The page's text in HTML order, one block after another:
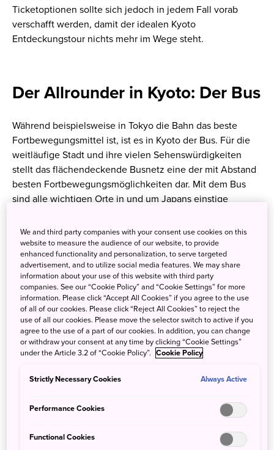
Ticketoptionen sollte sich jedoch in jedem Fall vorab
verschafft werden, damit der idealen Kyoto
Entdeckungstour nichts mehr im Wege steht.
Der Allrounder in Kyoto: Der Bus
Während beispielsweise in Tokyo die Bahn das beste
Fortbewegungsmittel ist, ist es in Kyoto der Bus. Für die
weitläufige Stadt und ihre vielen Sehenswürdigkeiten
stellt das flächendeckende Busnetz eine der mit Abstand
besten Fortbewegungsmöglichkeiten dar. Mit dem Bus
sind alle wichtigen Orte in und um Japans einstige
mit dem Bus, anders als in der U-Bahn, einen
wunderbaren Überblick über die Stadt. Gezahlt wird direkt
vorne beim Fahrer und der Preis richtet sich nach
gefahrenen Stationen. Ein Tipp für Touristen: Da viele
Fahrtziele zumeist nur in Kanji angegeben sind, ist es
ratsam, sich vorher z.B. beim Tourist-Information-Center
zu informieren, welche Buslinie zum gewünschten Ziel
führt.
Mit der U-Bahn schnell &
zuverlässig zu Kyotos Highlights
Um sich einen genauen Überblick über Kyoto und das
We and third party companies with your consent use cookies on this
website to measure the audience of our website, to provide
enhanced functionality and personalization, to serve targeted
advertisement, and to utilize social media features. We may share
information about your use of this website with third party
companies. See our “Cookie Policy” and “Cookie Settings” for more
information. Please click “Accept All Cookies” if you agree to the use
of all of our cookies. Please click “Reject All Cookies” to reject the
use of all our cookies. Please move the selector switch to active if you
agree to the use of a part of our cookies. In addition, you can change
or withdraw your consent at any time by clicking “Cookie Settings”
under the Article 3.2 of “Cookie Policy”. Cookie Policy
Strictly Necessary Cookies Always Active
Performance Cookies
Functional Cookies